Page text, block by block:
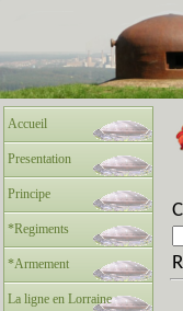
Accueil
Presentation
Principe
*Regiments
*Armement
La ligne en Lorraine